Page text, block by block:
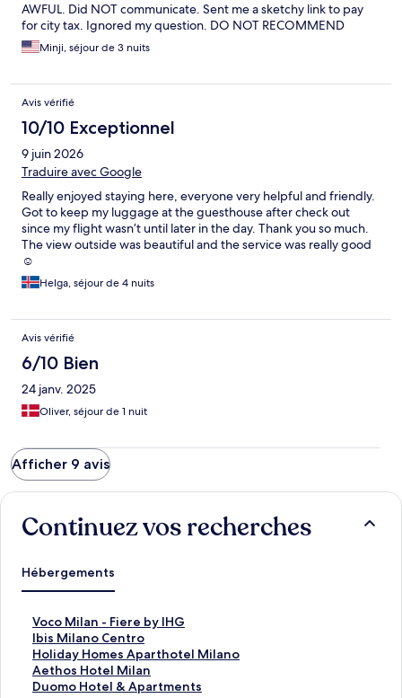
AWFUL. Did NOT communicate. Sent me a sketchy link to pay
for city tax. Ignored my question. DO NOT RECOMMEND
Minji, séjour de 3 nuits
Avis vérifié
10/10 Exceptionnel
9 juin 2026
Traduire avec Google
Really enjoyed staying here, everyone very helpful and friendly.
Got to keep my luggage at the guesthouse after check out
since my flight wasn’t until later in the day. Thank you so much.
The view outside was beautiful and the service was really good
☺️
Helga, séjour de 4 nuits
Avis vérifié
6/10 Bien
24 janv. 2025
Oliver, séjour de 1 nuit
Afficher 9 avis
Continuez vos recherches
Hébergements
Voco Milan - Fiere by IHG
L
i
e
n
o
Ibis Milano Centro
L
i
e
n
Holiday Homes Aparthotel Milano
L
i
e
Aethos Hotel Milan
L
iDuomo Hotel & Apartments
L